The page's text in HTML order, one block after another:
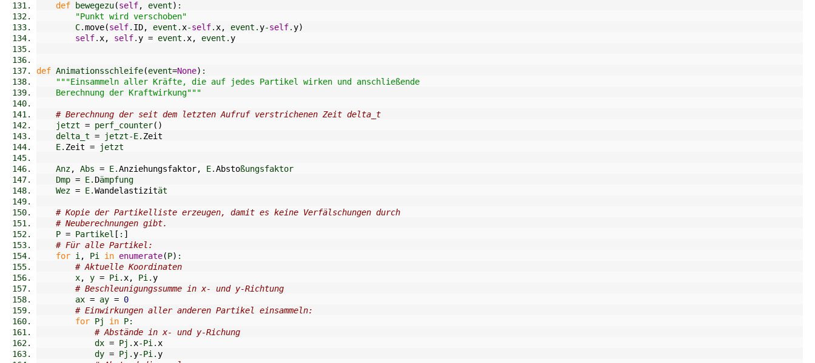
def bewegezu(self, event) :
"Punkt wird verschoben"
        C.
move(self. ID, event. x-self. x, event.y-self.y)
self. x, self.y = event. x, event.y
def Animationsschleife(event=None) :
"""Einsammeln aller Kräfte, die auf jedes Partikel wirken und anschließende
    Berechnung der Kraftwirkung"""
# Berechnung der seit dem letzten Aufruf verstrichenen Zeit delta_t
    jetzt
= perf_counter( )
    delta_t
= jetzt-E. Zeit
    E.
Zeit = jetzt
    Anz
, Abs = E.Anziehungsfaktor, E.Abstoßungsfaktor
    Dmp
= E. Dämpfung
    Wez
= E.Wandelastizität
# Kopie der Partikelliste erzeugen, damit es keine Verfälschungen durch
# Neuberechnungen gibt.
    P
= Partikel [ : ]
# Für alle Partikel:
for i , Pi in enumerate(P) :
# Aktuelle Koordinaten
        x
, y = Pi. x, Pi.y
# Beschleunigungssumme in x- und y-Richtung
        ax
= ay = 0
# Einwirkungen aller anderen Partikel einsammeln:
for Pj in P:
# Abstände in x- und y-Richung
            dx
= Pj. x-Pi. x
            dy
= Pj.y-Pi.y